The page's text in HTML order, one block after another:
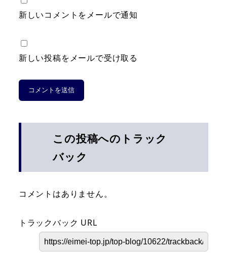
新しいコメントをメールで通知
新しい投稿をメールで受け取る
この投稿へのトラック
バック
コメントはありません。
トラックバック URL